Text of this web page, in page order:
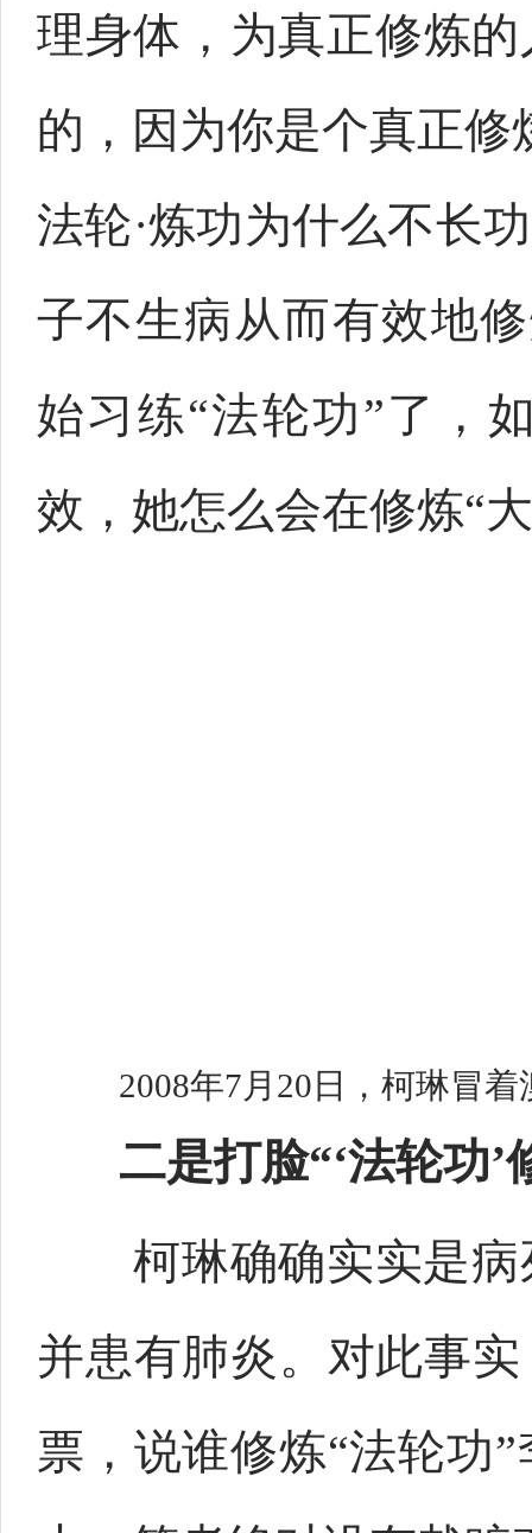
理身体，为真正修炼
的，因为你是个真正
法轮·炼功为什么不长
子不生病从而有效地
始习练“法轮功”了，
效，她怎么会在修炼“
2008年7月20日，柯琳冒
二是打脸“‘法轮功’
柯琳确确实实是病
并患有肺炎。对此事
票，说谁修炼“法轮功